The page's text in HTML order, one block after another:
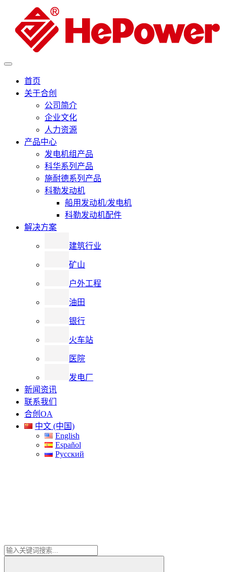
首页
关于合创
公司简介
企业文化
人力资源
产品中心
发电机组产品
科华系列产品
施耐德系列产品
科勒发动机
船用发动机/发电机
科勒发动机配件
解决方案
建筑行业
矿山
户外工程
油田
银行
火车站
医院
发电厂
新闻资讯
联系我们
合创OA
中文 (中国)
English
Español
Русский